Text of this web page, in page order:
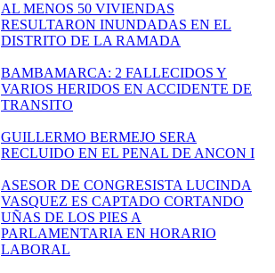
AL MENOS 50 VIVIENDAS
RESULTARON INUNDADAS EN EL
DISTRITO DE LA RAMADA
BAMBAMARCA: 2 FALLECIDOS Y
VARIOS HERIDOS EN ACCIDENTE DE
TRANSITO
GUILLERMO BERMEJO SERA
RECLUIDO EN EL PENAL DE ANCON I
ASESOR DE CONGRESISTA LUCINDA
VASQUEZ ES CAPTADO CORTANDO
UÑAS DE LOS PIES A
PARLAMENTARIA EN HORARIO
LABORAL